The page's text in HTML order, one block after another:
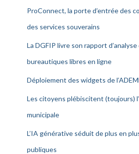
ProConnect, la porte d’entrée des
des services souverains
La DGFIP livre son rapport
bureautiques libres en ligne
Déploiement des widgets de
Les citoyens plébiscitent (toujours)
municipale
L’IA générative séduit de plus en
publiques